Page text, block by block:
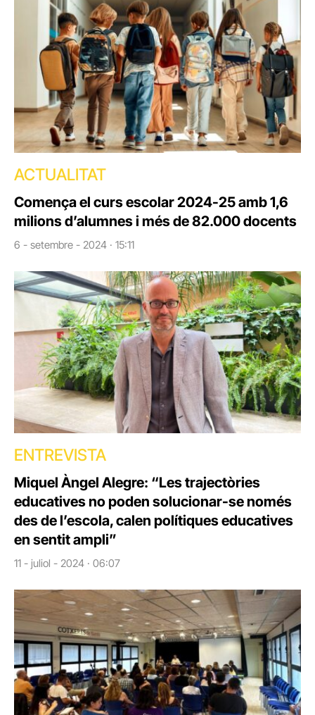
ACTUALITAT
Comença el curs escolar 2024-25 amb 1,6
milions d’alumnes i més de 82.000 docents
6 - setembre - 2024 · 15:11
ENTREVISTA
Miquel Àngel Alegre: “Les trajectòries
educatives no poden solucionar-se només
des de l’escola, calen polítiques educatives
en sentit ampli”
11 - juliol - 2024 · 06:07